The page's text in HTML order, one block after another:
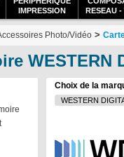
IMPRESSION
RESEAU -
Photo/Vidéo >
WESTERN
Choix de la